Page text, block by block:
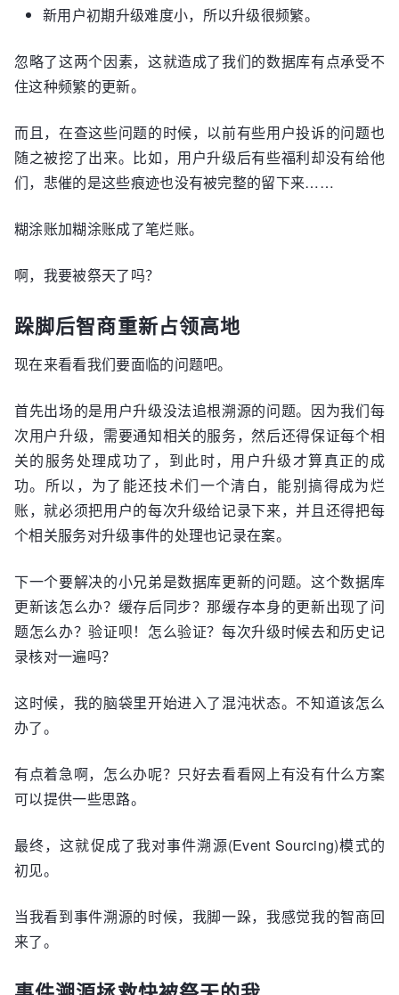
新用户初期升级难度小，所以升级很频繁。
忽略了这两个因素，这就造成了我们的数据库有点承受不
住这种频繁的更新。
而且，在查这些问题的时候，以前有些用户投诉的问题也
随之被挖了出来。比如，用户升级后有些福利却没有给他
们，悲催的是这些痕迹也没有被完整的留下来……
糊涂账加糊涂账成了笔烂账。
啊，我要被祭天了吗？
跺脚后智商重新占领高地
现在来看看我们要面临的问题吧。
首先出场的是用户升级没法追根溯源的问题。因为我们每
次用户升级，需要通知相关的服务，然后还得保证每个相
关的服务处理成功了，到此时，用户升级才算真正的成
功。所以，为了能还技术们一个清白，能别搞得成为烂
账，就必须把用户的每次升级给记录下来，并且还得把每
个相关服务对升级事件的处理也记录在案。
下一个要解决的小兄弟是数据库更新的问题。这个数据库
更新该怎么办？缓存后同步？那缓存本身的更新出现了问
题怎么办？验证呗！怎么验证？每次升级时候去和历史记
录核对一遍吗？
这时候，我的脑袋里开始进入了混沌状态。不知道该怎么
办了。
有点着急啊，怎么办呢？只好去看看网上有没有什么方案
可以提供一些思路。
最终，这就促成了我对事件溯源(Event Sourcing)模式的
初见。
当我看到事件溯源的时候，我脚一跺，我感觉我的智商回
来了。